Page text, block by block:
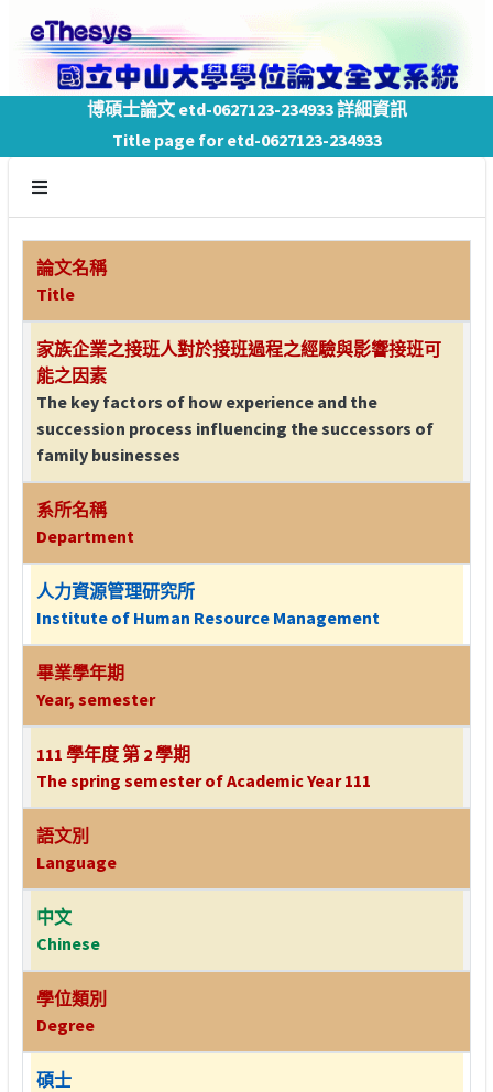
博碩士論文 etd-0627123-234933 詳細資訊
Title page for etd-0627123-234933
論文名稱
Title
家族企業之接班人對於接班過程之經驗與影響接班可
能之因素
The key factors of how experience and the
succession process influencing the successors of
family businesses
系所名稱
Department
人力資源管理研究所
Institute of Human Resource Management
畢業學年期
Year, semester
111 學年度 第 2 學期
The spring semester of Academic Year 111
語文別
Language
中文
Chinese
學位類別
Degree
碩士